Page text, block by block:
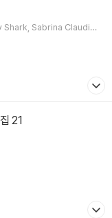
Shark Sabrina Claudio
21